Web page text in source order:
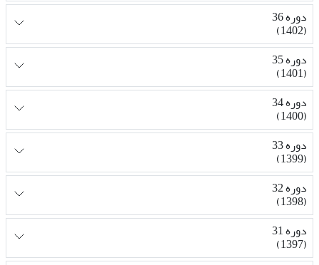
دوره 36
(1402)
دوره 35
(1401)
دوره 34
(1400)
دوره 33
(1399)
دوره 32
(1398)
دوره 31
(1397)